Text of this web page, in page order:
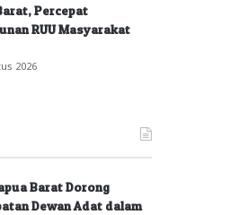
Percepat
RUU Masyarakat
2026
Barat Dorong
Dewan Adat dalam